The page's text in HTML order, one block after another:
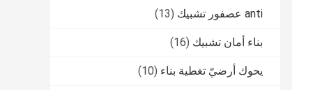
anti عصفور تشبيك (13)
بناء أمان تشبيك (16)
يحوك أرضيّ تغطية بناء (10)